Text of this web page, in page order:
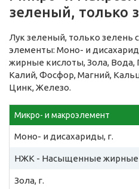
зеленый, только
Лук зеленый, только
элементы: Моно- и
жирные кислоты, Зола,
Калий, Фосфор, Магний,
Цинк, Железо.
Микро- и макроэлемент
Моно- и дисахариды, г.
НЖК - Насыщенные жирные
Зола, г.